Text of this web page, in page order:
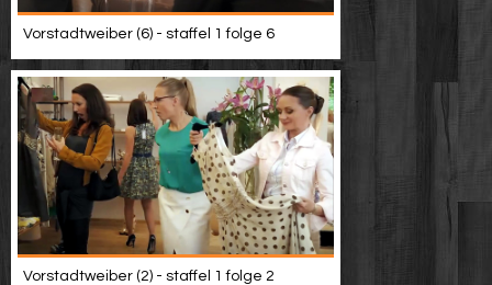
Vorstadtweiber (6) - staffel 1 folge 6
Vorstadtweiber (2) - staffel 1 folge 2